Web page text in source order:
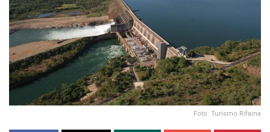
Foto: Turismo Rifaina